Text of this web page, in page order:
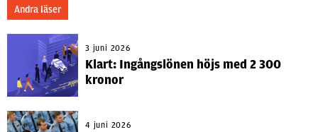
Andra läser
3 juni 2026
Klart: Ingångslönen höjs med 2 300
kronor
4 juni 2026